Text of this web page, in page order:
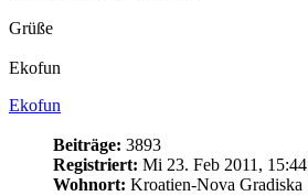
Grüße
Ekofun
Ekofun
Beiträge: 3893
Registriert: Mi 23. Feb 2011, 15:44
Wohnort: Kroatien-Nova Gradiska